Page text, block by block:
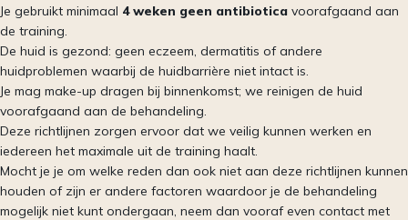
Je gebruikt minimaal 4 weken geen antibiotica voorafgaand aan
de training.
De huid is gezond: geen eczeem, dermatitis of andere
huidproblemen waarbij de huidbarrière niet intact is.
Je mag make-up dragen bij binnenkomst; we reinigen de huid
voorafgaand aan de behandeling.
Deze richtlijnen zorgen ervoor dat we veilig kunnen werken en
iedereen het maximale uit de training haalt.
Mocht je je om welke reden dan ook niet aan deze richtlijnen kunnen
houden of zijn er andere factoren waardoor je de behandeling
mogelijk niet kunt ondergaan, neem dan vooraf even contact met